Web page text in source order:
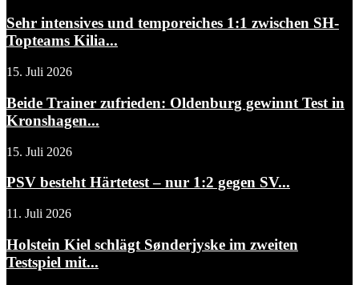
Sehr intensives und temporeiches 1:1 zwischen SH-
Topteams Kilia...
15. Juli 2026
Beide Trainer zufrieden: Oldenburg gewinnt Test in
Kronshagen...
15. Juli 2026
PSV besteht Härtetest – nur 1:2 gegen SV...
11. Juli 2026
Holstein Kiel schlägt Sønderjyske im zweiten
Testspiel mit...